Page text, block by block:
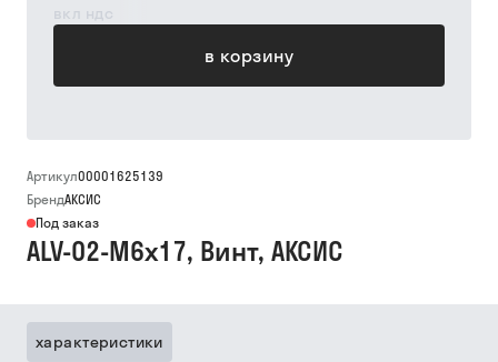
вкл ндс
в корзину
Артикул00001625139
БрендАКСИС
Под заказ
ALV-02-M6x17, Винт, АКСИС
характеристики